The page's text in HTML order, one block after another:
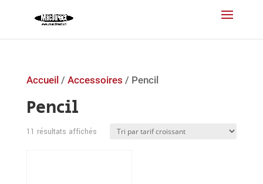
Accueil / Accessoires / Pencil
Pencil
11 résultats affichésTrié